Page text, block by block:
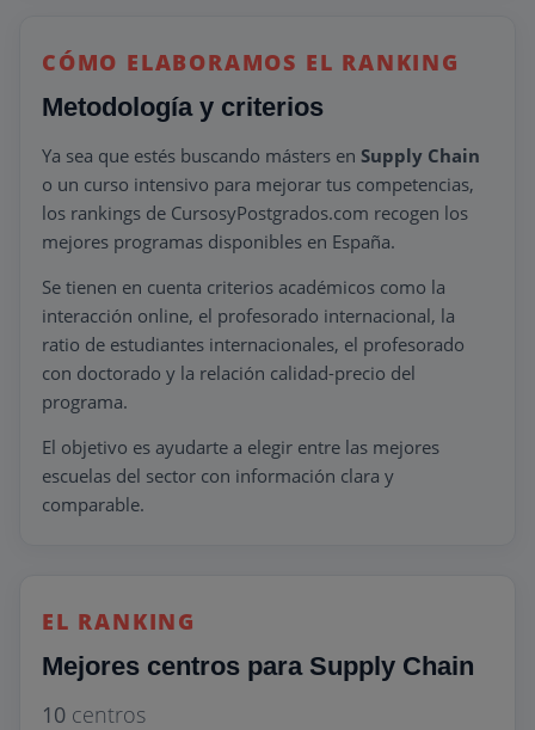
CÓMO ELABORAMOS EL RANKING
Metodología y criterios
Ya sea que estés buscando másters en Supply Chain
o un curso intensivo para mejorar tus competencias,
los rankings de CursosyPostgrados.com recogen los
mejores programas disponibles en España.
Se tienen en cuenta criterios académicos como la
interacción online, el profesorado internacional, la
ratio de estudiantes internacionales, el profesorado
con doctorado y la relación calidad-precio del
programa.
El objetivo es ayudarte a elegir entre las mejores
escuelas del sector con información clara y
comparable.
EL RANKING
Mejores centros para Supply Chain
10 centros